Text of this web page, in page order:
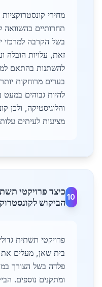
מחירי
תחרותיים בהשוואה
בשל הקרבה למרכזי
זאת, עלויות הובלה
להשתנות בהתאם
בערים מרוחקות
להיות גבוהים במעט
והלוגיסטיקה, ולכן
מציעות לעיתים
10
כיצד פרויקטי
הביקוש
פרויקטי תשתית
בית שאן, מעלים את
פלדה בשל הצורך
ומתקנים נוספים.